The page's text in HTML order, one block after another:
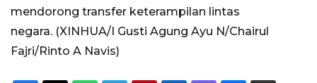
mendorong transfer keterampilan lintas
negara. (XINHUA/I Gusti Agung Ayu N/Chairul
Fajri/Rinto A Navis)